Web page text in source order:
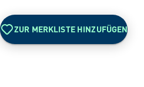
ZUR MERKLISTE HINZUFÜGEN